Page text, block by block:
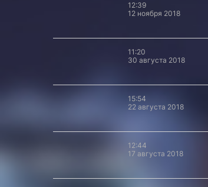
12:39
12 ноября 2018
11:20
30 августа 2018
15:54
22 августа 2018
12:44
17 августа 2018